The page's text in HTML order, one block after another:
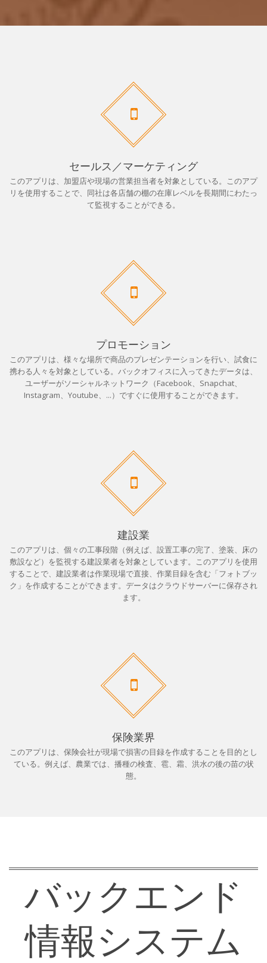
セールス／マーケティング
このアプリは、加盟店や現場の営業担当者を対象としている。このアプ
リを使用することで、同社は各店舗の棚の在庫レベルを長期間にわたっ
て監視することができる。
プロモーション
このアプリは、様々な場所で商品のプレゼンテーションを行い、試食に
携わる人々を対象としている。バックオフィスに入ってきたデータは、
ユーザーがソーシャルネットワーク（Facebook、Snapchat、
Instagram、Youtube、...）ですぐに使用することができます。
建設業
このアプリは、個々の工事段階（例えば、設置工事の完了、塗装、床の
敷設など）を監視する建設業者を対象としています。このアプリを使用
することで、建設業者は作業現場で直接、作業目録を含む「フォトブッ
ク」を作成することができます。データはクラウドサーバーに保存され
ます。
保険業界
このアプリは、保険会社が現場で損害の目録を作成することを目的とし
ている。例えば、農業では、播種の検査、雹、霜、洪水の後の苗の状
態。
バックエンド
情報システム